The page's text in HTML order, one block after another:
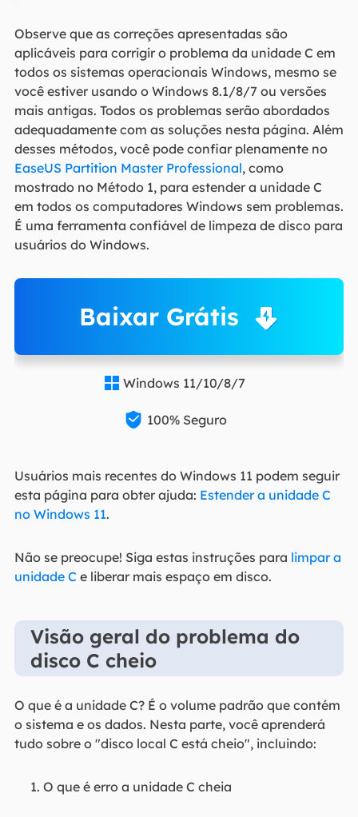
Observe que as correções apresentadas são
aplicáveis ​​para corrigir o problema da unidade C em
todos os sistemas operacionais Windows, mesmo se
você estiver usando o Windows 8.1/8/7 ou versões
mais antigas. Todos os problemas serão abordados
adequadamente com as soluções nesta página. Além
desses métodos, você pode confiar plenamente no
EaseUS Partition Master Professional, como
mostrado no Método 1, para estender a unidade C
em todos os computadores Windows sem problemas.
É uma ferramenta confiável de limpeza de disco para
usuários do Windows.
Baixar Grátis
 Windows 11/10/8/7
 100% Seguro
Usuários mais recentes do Windows 11 podem seguir
esta página para obter ajuda: Estender a unidade C
no Windows 11.
Não se preocupe! Siga estas instruções para limpar a
unidade C e liberar mais espaço em disco.
Visão geral do problema do
disco C cheio
O que é a unidade C? É o volume padrão que contém
o sistema e os dados. Nesta parte, você aprenderá
tudo sobre o "disco local C está cheio", incluindo:
1. O que é erro a unidade C cheia